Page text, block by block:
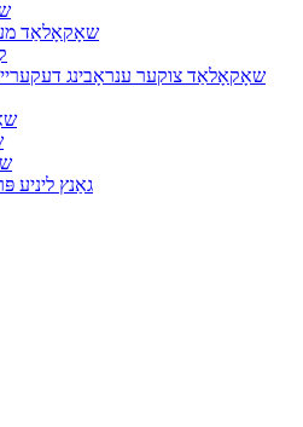
שאָקאָלאַד
שאָקאָלאַד צוקער ענראָבינג
גאַנץ ליניע